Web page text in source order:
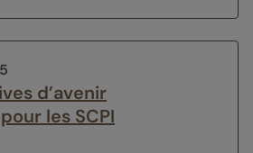
d’avenir
les SCPI